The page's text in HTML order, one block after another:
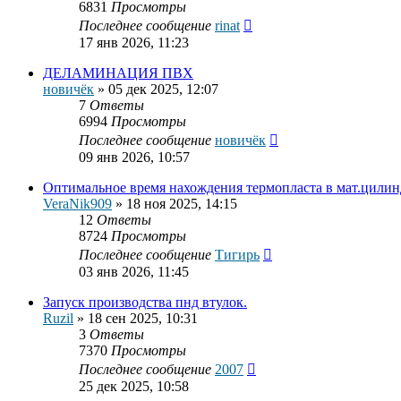
6831 Просмотры
Последнее сообщение rinat
17 янв 2026, 11:23
ДЕЛАМИНАЦИЯ ПВХ
новичёк » 05 дек 2025, 12:07
7 Ответы
6994 Просмотры
Последнее сообщение новичёк
09 янв 2026, 10:57
Оптимальное время нахождения термопласта в
VerаNik909 » 18 ноя 2025, 14:15
12 Ответы
8724 Просмотры
Последнее сообщение Тигирь
03 янв 2026, 11:45
Запуск производства пнд втулок.
Ruzil » 18 сен 2025, 10:31
3 Ответы
7370 Просмотры
Последнее сообщение 2007
25 дек 2025, 10:58